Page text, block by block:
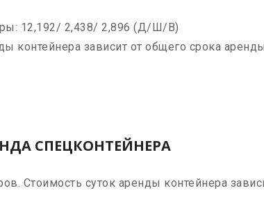
12,192/ 2,438/ 2,896 (Д/Ш/В)
контейнера зависит от общего срока аренды
СПЕЦКОНТЕЙНЕРА
Стоимость суток аренды контейнера